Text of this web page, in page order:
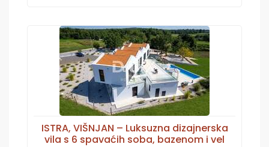
ISTRA, VIŠNJAN – Luksuzna dizajnerska
vila s 6 spavaćih soba, bazenom i vel